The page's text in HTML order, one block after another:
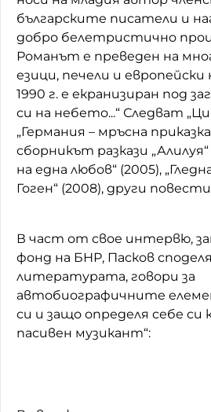
българските писатели и
добро белетристично
Романът е преведен на
езици, печели и европейски
1990 г. е екранизиран под
си на небето...“ Следват
„Германия – мръсна
сборникът разкази
на една любов“ (2005),
Гоген“ (2008), други
В част от свое интервю,
фонд на БНР, Пасков
литературата, говори за
автобиографичните
си и защо определя себе си
пасивен музикант“: